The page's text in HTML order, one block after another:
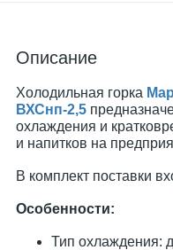
Описание
Холодильная горка
ВХСнп-2,5
охлаждения и
и напитков на
В комплект поставки
Особенности:
Тип охлаждения: